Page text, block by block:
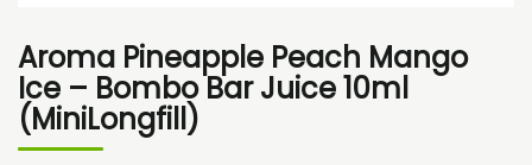
Aroma Pineapple Peach Mango
Ice – Bombo Bar Juice 10ml
(MiniLongfill)